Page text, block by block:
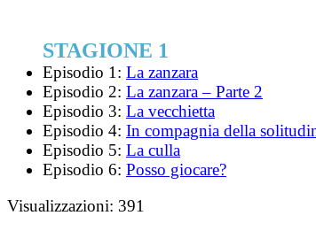
STAGIONE 1
Episodio 1: La zanzara
Episodio 2: La zanzara – Parte 2
Episodio 3: La vecchietta
Episodio 4: In compagnia della
Episodio 5: La culla
Episodio 6: Posso giocare?
Visualizzazioni: 391